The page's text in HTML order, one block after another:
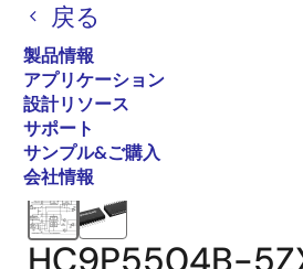
戻る
製品情報
アプリケーション
設計リソース
サポート
サンプル&ご購入
会社情報
く
ず